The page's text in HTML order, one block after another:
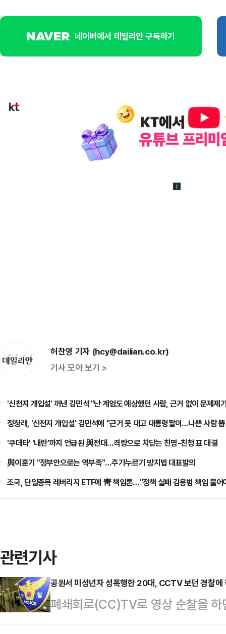
네이버에서 데일리안 구독하기
허찬영 기자 (hcy@dailian.co.kr)
기사 모아 보기 >
'신천지 개입설' 꺼낸 김민석 "난 계엄도 예상했던 사람, 근거 없이 문제제
정청래, '신천지 개입설' 김민석에 "근거 못 대고 대통령팔이…나쁜 사람
'쿠데타' '내란'까지 언급된 與전대…격랑으로 치닫는 친명-친청 표 대결
與이훈기 "정부안으로는 역부족"…주가누르기 방지법 대표발의
조국, 단일종목 레버리지 ETF에 靑 책임론…"정책 실패 김용범 책임 물어
관련기사
공원서 미성년자 성폭행한 20대, CCTV 보던 경찰에
폐쇄회로(CC)TV로 영상 순찰을 하
성년자를 성폭행한 20대 남성을